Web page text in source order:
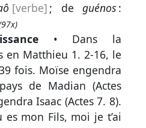
[verbe] ; de guénos :
• Dans la
en Matthieu 1. 2-16, le
fois. Moïse engendra
de Madian (Actes
Isaac (Actes 7. 8).
es mon Fils, moi je t’ai